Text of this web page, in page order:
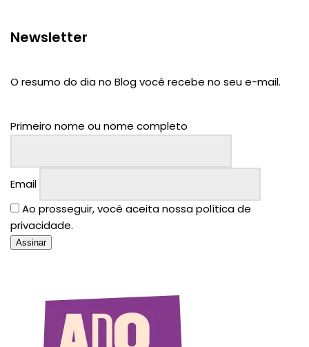
Newsletter
O resumo do dia no Blog você recebe no seu e-mail.
Primeiro nome ou nome completo
Email
Ao prosseguir, você aceita nossa política de
privacidade.